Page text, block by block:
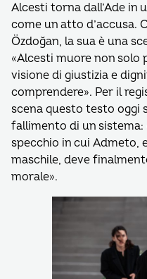
Alcesti torna dall’Ade in
come un atto d’accusa.
Özdoğan, la sua è una
«Alcesti muore non solo
visione di giustizia e
comprendere». Per il
scena questo testo oggi
fallimento di un sistema:
specchio in cui Admeto,
maschile, deve
morale».